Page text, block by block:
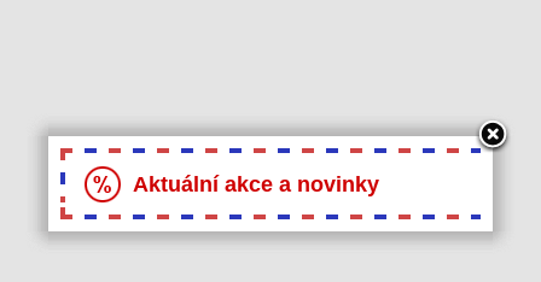
Aktuální akce a novinky